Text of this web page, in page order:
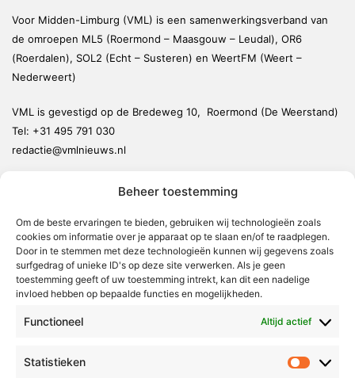
Beheer toestemming
Om de beste ervaringen te bieden, gebruiken wij technologieën zoals
cookies om informatie over je apparaat op te slaan en/of te raadplegen.
Door in te stemmen met deze technologieën kunnen wij gegevens zoals
surfgedrag of unieke ID's op deze site verwerken. Als je geen
toestemming geeft of uw toestemming intrekt, kan dit een nadelige
invloed hebben op bepaalde functies en mogelijkheden.
Functioneel Altijd actief
Statistieken
Voor Midden-Limburg (VML) is een samenwerkingsverband van
de omroepen ML5 (Roermond – Maasgouw – Leudal), OR6
(Roerdalen), SOL2 (Echt – Susteren) en WeertFM (Weert –
Nederweert)
VML is gevestigd op de Bredeweg 10, Roermond (De Weerstand)
Tel: +31 495 791 030
redactie@vmlnieuws.nl
Leudal
Maasgouw
Echt-Susteren